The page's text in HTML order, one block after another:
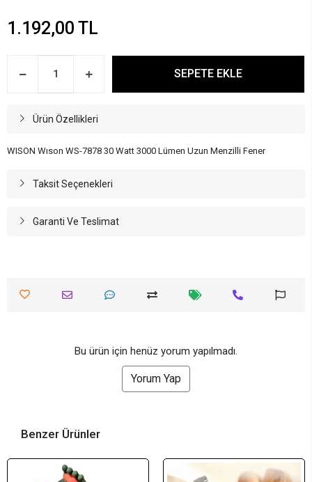
1.192,00 TL
SEPETE EKLE
Ürün Özellikleri
WISON Wıson WS-7878 30 Watt 3000 Lümen Uzun Menzilli Fener
Taksit Seçenekleri
Garanti Ve Teslimat
Bu ürün için henüz yorum yapılmadı.
Yorum Yap
Benzer Ürünler